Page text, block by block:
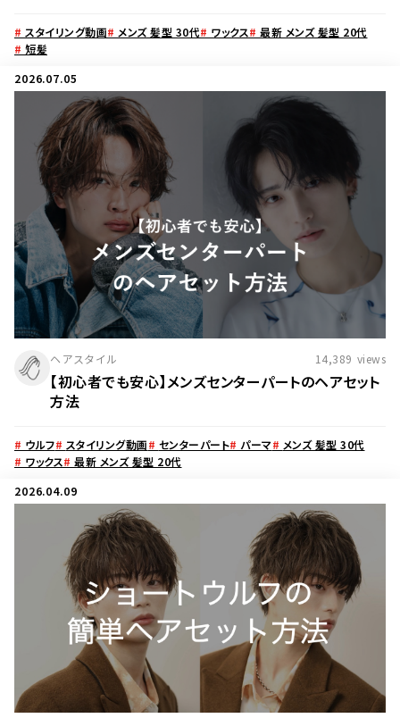
# スタイリング動画# メンズ 髪型 30代# ワックス# 最新 メンズ 髪型 20代
# 短髪
2026.07.05
ヘアスタイル 14,389 views
【初心者でも安心】メンズセンターパートのヘアセット
方法
# ウルフ# スタイリング動画# センターパート# パーマ# メンズ 髪型 30代
# ワックス# 最新 メンズ 髪型 20代
2026.04.09